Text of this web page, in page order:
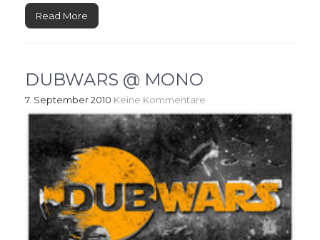
Read More
DUBWARS @ MONO
7. September 2010 Keine Kommentare